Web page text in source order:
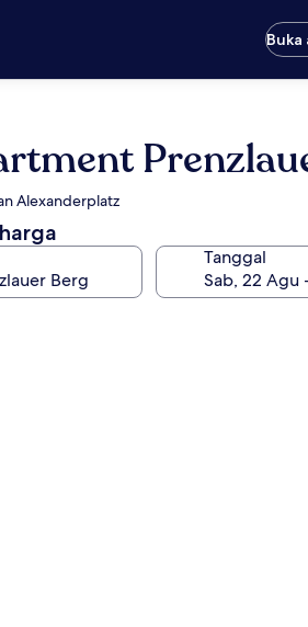
Buka
Alexanderplatz
Tanggal